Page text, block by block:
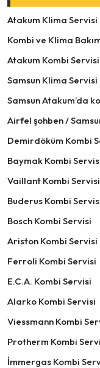
Atakum Klima Servisi
Kombi ve Klima
Atakum Kombi Servisi
Samsun Klima Servisi
Samsun Atakum’da
Airfel şohben /
Demirdöküm Kombi
Baymak Kombi
Vaillant Kombi Servisi
Buderus Kombi
Bosch Kombi Servisi
Ariston Kombi Servisi
Ferroli Kombi Servisi
E.C.A. Kombi Servisi
Alarko Kombi Servisi
Viessmann Kombi
Protherm Kombi
İmmergas Kombi